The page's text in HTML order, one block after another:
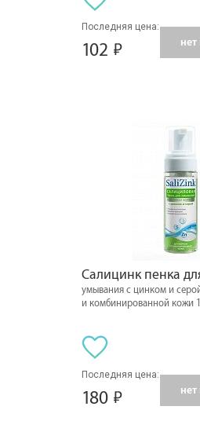
Последняя цена:
102
Салицинк пенка
умывания с цинком и
и комбинированной кожи
Последняя цена:
180